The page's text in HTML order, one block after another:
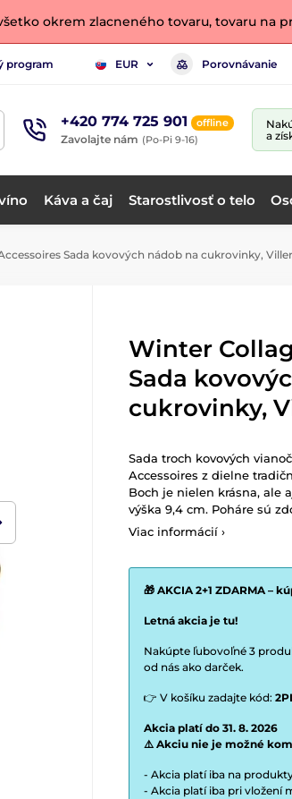
okrem zlacneného tovaru, tovaru na
program EUR Porovnávanie
+420 774 725 901 offline
Zavolajte nám (Po-Pi 9-16)
a
Káva a čaj Starostlivosť o telo
Sada kovových nádob na cukrovinky,
Winter
Sada
cukrovinky,
Sada troch kovových
Accessoires z dielne
Boch je nielen krásna, ale
výška 9,4 cm. Poháre sú
Viac informácií ›
🎁 AKCIA 2+1 ZDARMA –
Letná akcia je tu!
Nakúpte ľubovoľné 3
od nás ako darček.
👉 V košíku zadajte kód:
Akcia platí do 31. 8. 2026
⚠️ Akciu nie je možné
- Akcia platí iba na
- Akcia platí iba pri vložení